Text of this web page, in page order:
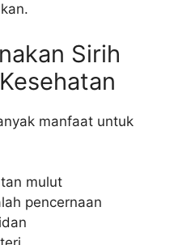
Sirih
manfaat untuk
mulut
pencernaan